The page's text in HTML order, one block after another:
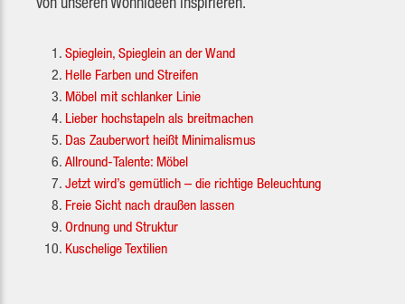
Spieglein, Spieglein an der Wand
Helle Farben und Streifen
Möbel mit schlanker Linie
Lieber hochstapeln als breitmachen
Das Zauberwort heißt Minimalismus
Allround-Talente: Möbel
Jetzt wird’s gemütlich – die richtige Beleuchtung
Freie Sicht nach draußen lassen
Ordnung und Struktur
Kuschelige Textilien